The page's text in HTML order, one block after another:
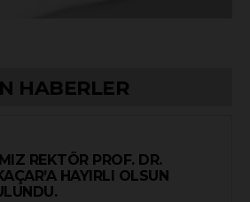
HABERLER
REKTÖR PROF. DR.
HAYIRLI OLSUN